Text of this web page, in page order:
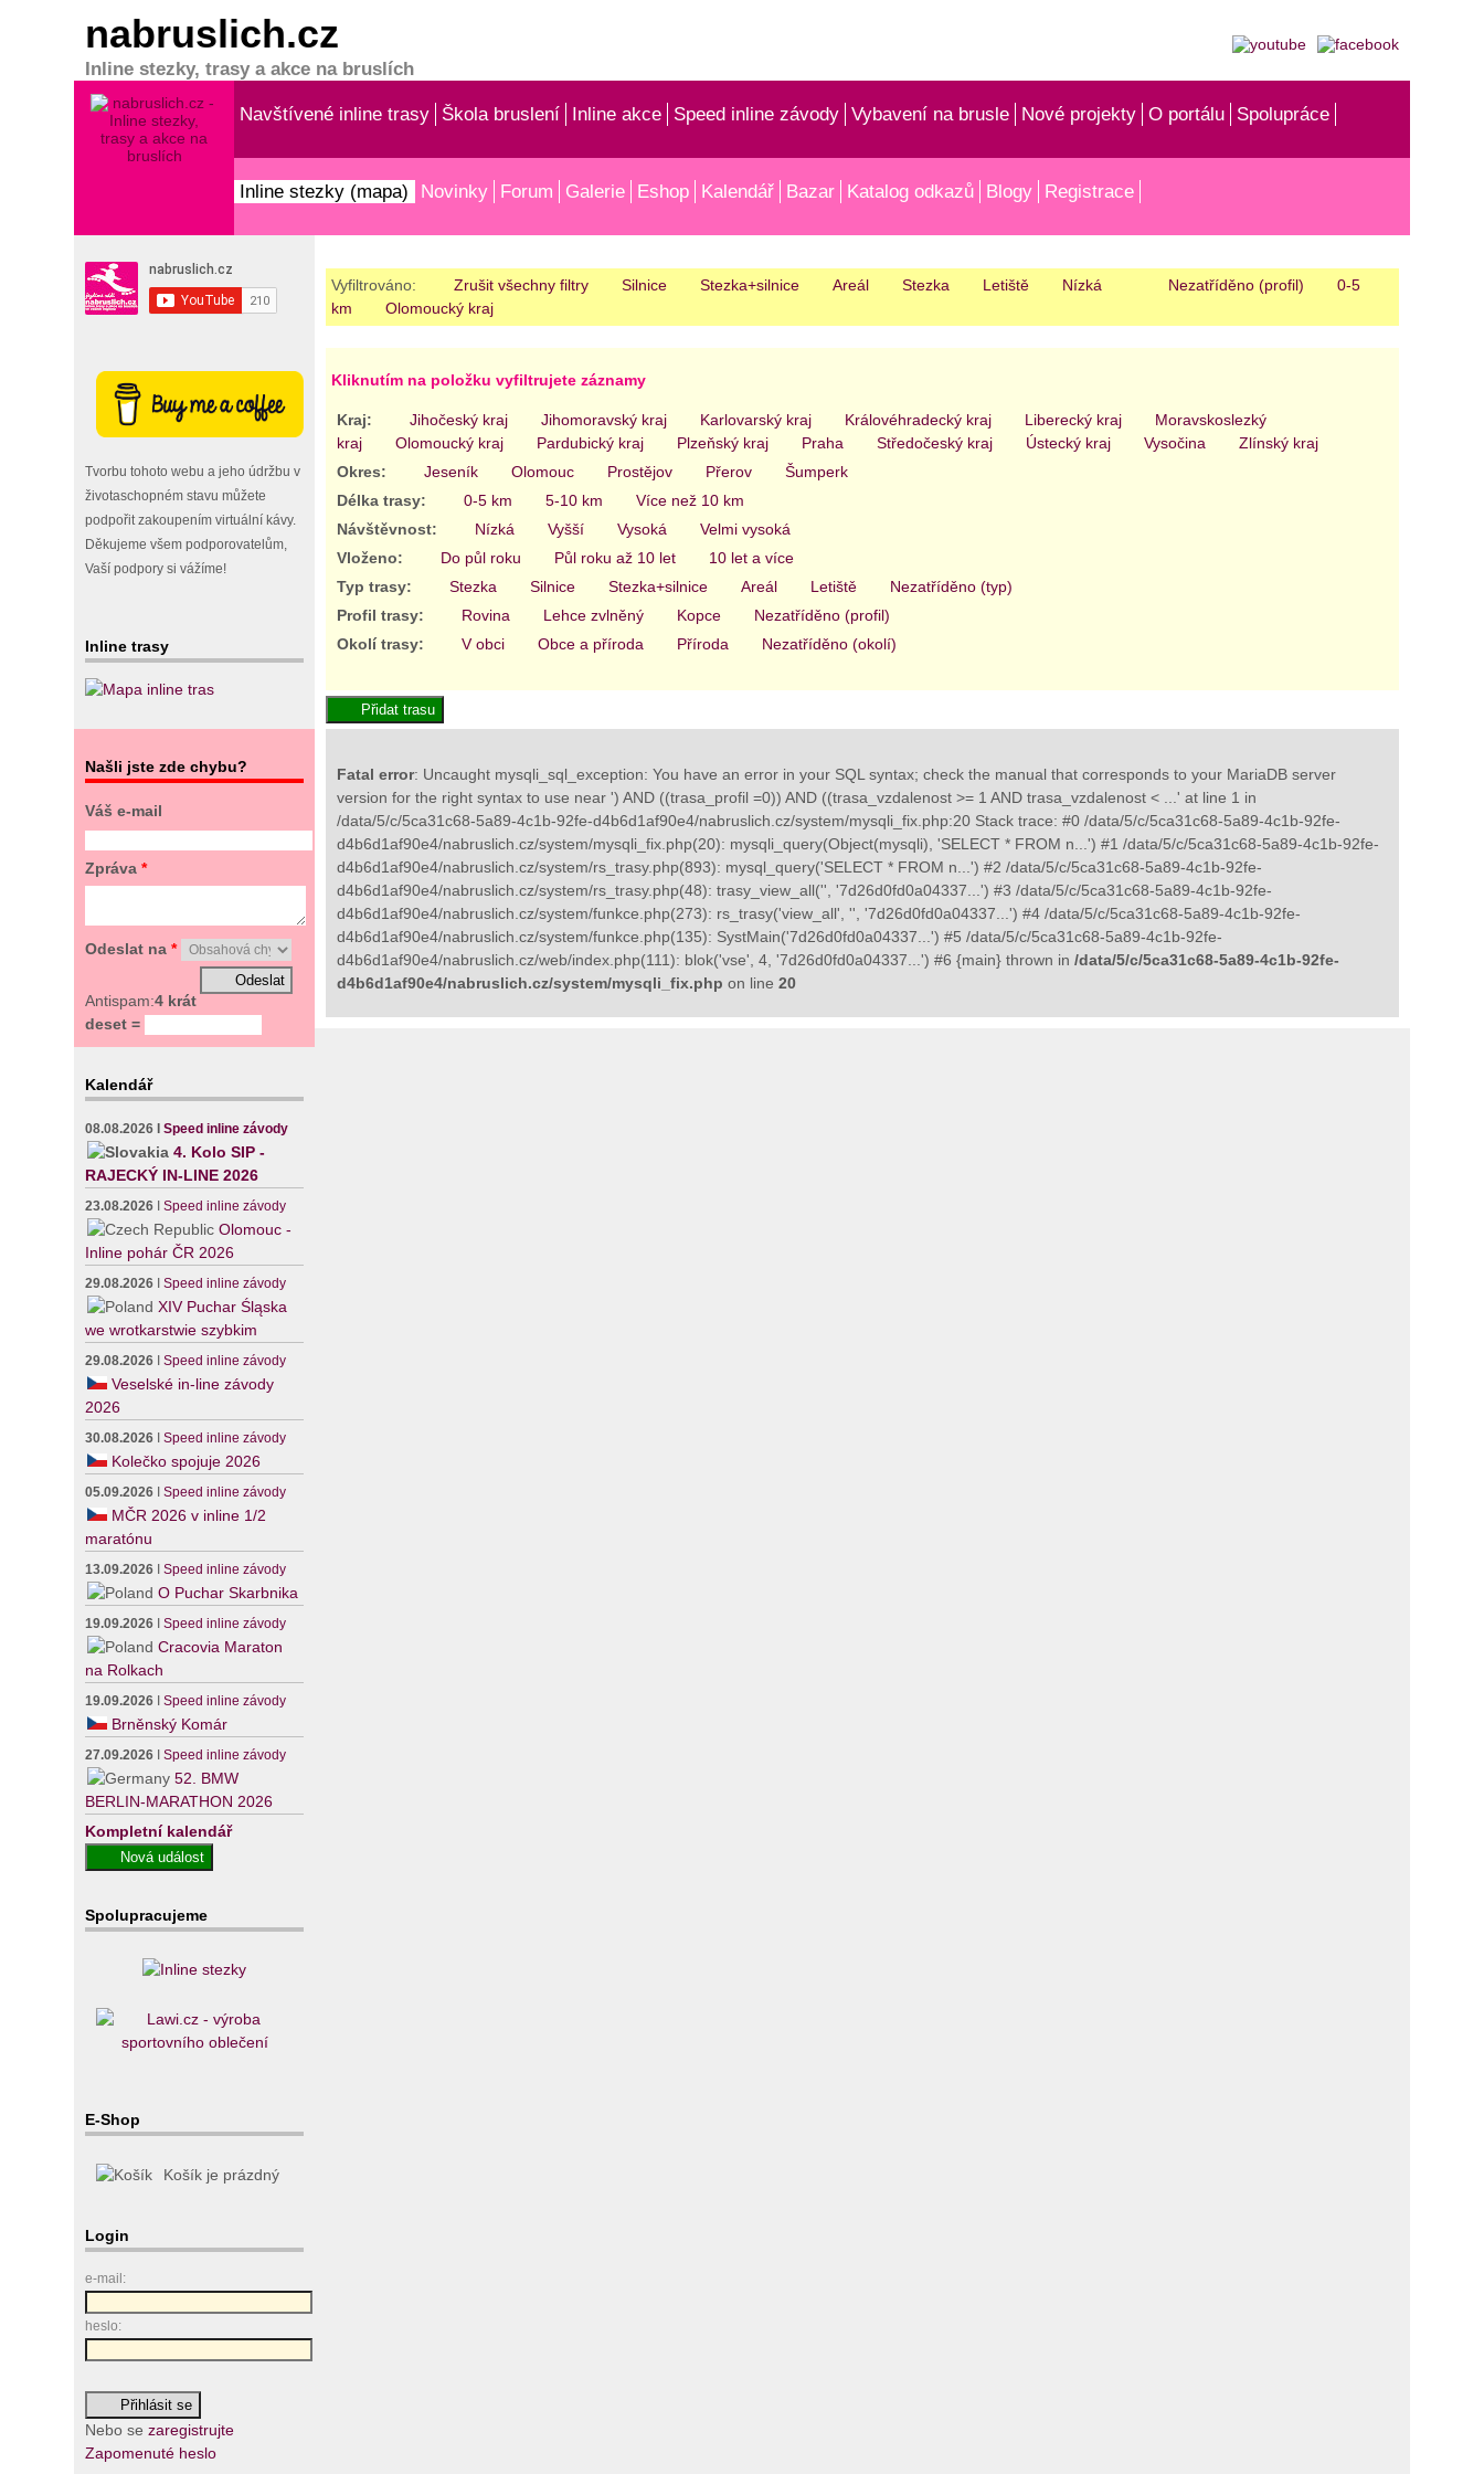
nabruslich.cz
Inline stezky, trasy a akce na bruslích
Navštívené inline trasy Škola bruslení Inline akce Speed inline závody Vybavení na brusle Nové projekty O portálu Spolupráce
Inline stezky (mapa) Novinky Forum Galerie Eshop Kalendář Bazar Katalog odkazů Blogy Registrace
Tvorbu tohoto webu a jeho údržbu v
životaschopném stavu můžete
podpořit zakoupením virtuální kávy.
Děkujeme všem podporovatelům,
Vaší podpory si vážíme!
Inline trasy
Našli jste zde chybu?
Váš e-mail
Zpráva*
Odeslat na*
Antispam:4 krát
deset =
Kalendář
08.08.2026 ISpeed inline závody
4. Kolo SIP -
RAJECKÝ IN-LINE 2026
23.08.2026 ISpeed inline závody
Olomouc -
Inline pohár ČR 2026
29.08.2026 ISpeed inline závody
XIV Puchar Śląska
we wrotkarstwie szybkim
29.08.2026 ISpeed inline závody
Veselské in-line závody
2026
30.08.2026 ISpeed inline závody
Kolečko spojuje 2026
05.09.2026 ISpeed inline závody
MČR 2026 v inline 1/2
maratónu
13.09.2026 ISpeed inline závody
O Puchar Skarbnika
19.09.2026 ISpeed inline závody
Cracovia Maraton
na Rolkach
19.09.2026 ISpeed inline závody
Brněnský Komár
27.09.2026 ISpeed inline závody
52. BMW
BERLIN-MARATHON 2026
Kompletní kalendář
Spolupracujeme
E-Shop
Košík je prázdný
Login
e-mail:
heslo:
Nebo sezaregistrujte
Zapomenuté heslo
Vyfiltrováno: Zrušit všechny filtry Silnice Stezka+silnice Areál Stezka Letiště Nízká Nezatříděno (profil)
0-5
km
Olomoucký kraj
Kliknutím na položku vyfiltrujete záznamy
Kraj: Jihočeský kraj Jihomoravský kraj Karlovarský kraj Královéhradecký kraj Liberecký kraj
Moravskoslezký
kraj
Olomoucký kraj Pardubický kraj Plzeňský kraj Praha Středočeský kraj Ústecký kraj Vysočina
Zlínský kraj
Okres:
Jeseník Olomouc Prostějov Přerov
Šumperk
Délka trasy:
0-5 km 5-10 km
Více než 10 km
Návštěvnost:
Nízká Vyšší Vysoká
Velmi vysoká
Vloženo:
Do půl roku Půl roku až 10 let
10 let a více
Typ trasy:
Stezka Silnice Stezka+silnice Areál Letiště
Nezatříděno (typ)
Profil trasy:
Rovina Lehce zvlněný Kopce
Nezatříděno (profil)
Okolí trasy:
V obci Obce a příroda Příroda Nezatříděno (okolí)
Fatal error: Uncaught mysqli_sql_exception: You have an error in your SQL syntax; check the manual that corresponds to your MariaDB server
version for the right syntax to use near ') AND ((trasa_profil =0)) AND ((trasa_vzdalenost >= 1 AND trasa_vzdalenost < ...' at line 1 in
/data/5/c/5ca31c68-5a89-4c1b-92fe-d4b6d1af90e4/nabruslich.cz/system/mysqli_fix.php:20 Stack trace: #0 /data/5/c/5ca31c68-5a89-4c1b-92fe-
d4b6d1af90e4/nabruslich.cz/system/mysqli_fix.php(20): mysqli_query(Object(mysqli), 'SELECT * FROM n...') #1 /data/5/c/5ca31c68-5a89-4c1b-92fe-
d4b6d1af90e4/nabruslich.cz/system/rs_trasy.php(893): mysql_query('SELECT * FROM n...') #2 /data/5/c/5ca31c68-5a89-4c1b-92fe-
d4b6d1af90e4/nabruslich.cz/system/rs_trasy.php(48): trasy_view_all('', '7d26d0fd0a04337...') #3 /data/5/c/5ca31c68-5a89-4c1b-92fe-
d4b6d1af90e4/nabruslich.cz/system/funkce.php(273): rs_trasy('view_all', '', '7d26d0fd0a04337...') #4 /data/5/c/5ca31c68-5a89-4c1b-92fe-
d4b6d1af90e4/nabruslich.cz/system/funkce.php(135): SystMain('7d26d0fd0a04337...') #5 /data/5/c/5ca31c68-5a89-4c1b-92fe-
d4b6d1af90e4/nabruslich.cz/web/index.php(111): blok('vse', 4, '7d26d0fd0a04337...') #6 {main} thrown in /data/5/c/5ca31c68-5a89-4c1b-92fe-
d4b6d1af90e4/nabruslich.cz/system/mysqli_fix.php on line 20